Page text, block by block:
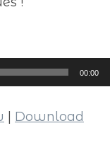
00:00
Download